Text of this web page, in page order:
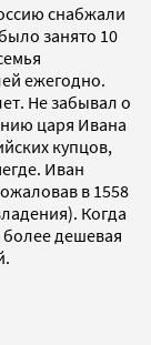
снабжали
занято 10
ежегодно.
Не забывал о
царя Ивана
купцов,
Иван
в 1558
Когда
дешевая